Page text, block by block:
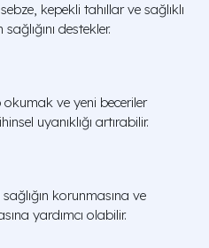
kepekli tahıllar ve sağlıklı
destekler.
ve yeni beceriler
uyanıklığı artırabilir.
korunmasına ve
yardımcı olabilir.